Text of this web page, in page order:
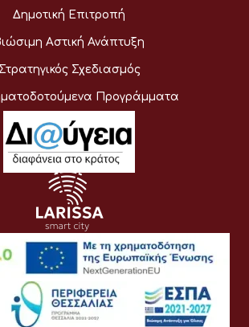
Δημοτική Επιτροπή
Αστική Ανάπτυξη
Στρατηγικός Σχεδιασμός
Προγράμματα